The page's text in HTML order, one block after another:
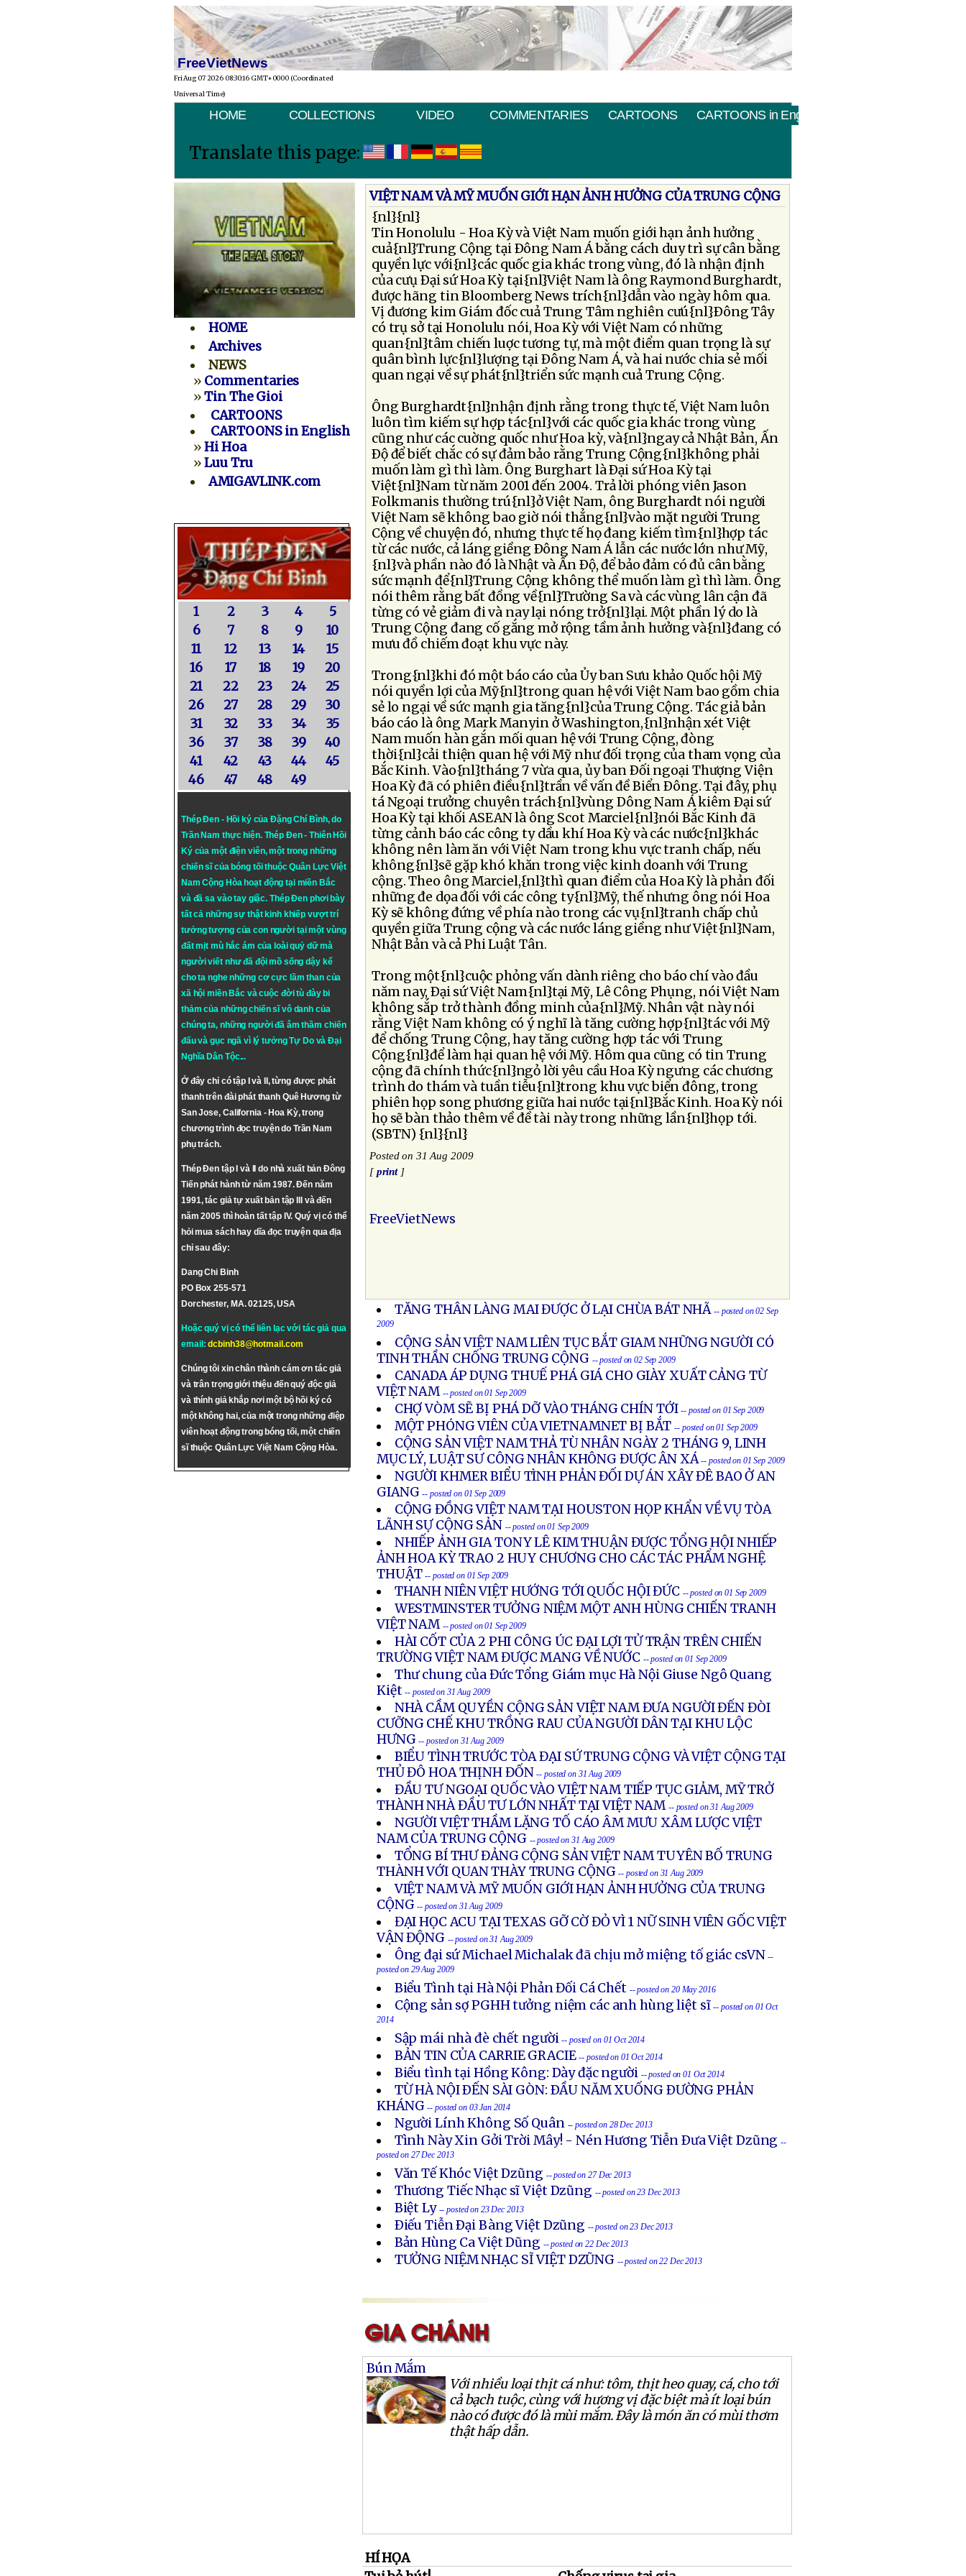
FreeVietNews
Fri Aug 07 2026 08:30:16 GMT+0000 (Coordinated
Universal Time)
HOME COLLECTIONS VIDEO COMMENTARIES CARTOONS CARTOONS in English
Translate this page:
HOME
Archives
NEWS
» Commentaries
»Tin The Gioi
CARTOONS
CARTOONS in English
»Hi Hoa
»Luu Tru
AMIGAVLINK.com
1 2 3 4
5
6
7 8 9
10
11
12 13 14
15
16
17 18 19
20
21
22 23 24
25
26
27 28 29
30
31
32 33 34
35
36
37 38 39
40
41
42 43 44
45
46
47 48 49
Thép Đen - Hồi ký của Đặng Chí Bình, do
Trần Nam thực hiện. Thép Đen- Thiên Hồi
Ký của một điện viên, một trong những
chiến sĩ của bóng tối thuộc Quân Lực Việt
Nam Cộng Hòa hoạt động tại miền Bắc
và đã sa vào tay giặc. Thép Đen phơi bày
tất cả những sự thật kinh khiếp vượt trí
tưởng tượng của con người tại một vùng
đất mịt mù hắc ám của loài quỷ dữ mà
người viết như đã đội mồ sống dậy kể
cho ta nghe những cơ cực lầm than của
xã hội miền Bắc và cuộc đời tù đày bi
thảm của những chiến sĩ vô danh của
chúng ta, những người đã âm thầm chiến
đấu và gục ngã vì lý tưởngTự DovàĐại
Nghĩa Dân Tộc...
Ở đây chỉ có tập I và II, từng được phát
thanh trên đài phát thanh Quê Hương từ
San Jose, California - Hoa Kỳ, trong
chương trình đọc truyện do Trần Nam
phụ trách.
Thép Đen tập I và II do nhà xuất bản Đông
Tiến phát hành từ năm 1987. Đến năm
1991, tác giả tự xuất bản tập III và đến
năm 2005 thì hoàn tất tập IV. Quý vị có thể
hỏi mua sách hay dĩa đọc truyện qua địa
chỉ sau đây:
Dang Chi Binh
PO Box 255-571
Dorchester, MA. 02125, USA
Hoặc quý vị có thể liên lạc với tác giả qua
email:dcbinh38@hotmail.com
Chúng tôi xin chân thành cám ơn tác giả
và trân trọng giới thiệu đến quý độc giả
và thính giả khắp nơi một bộ hồi ký có
một không hai, của một trong những điệp
viên hoạt động trong bóng tối, một chiến
sĩ thuộc Quân Lực Việt Nam Cộng Hòa.
VIỆT NAM VÀ MỸ MUỐN GIỚI HẠN ẢNH HƯỞNG CỦA TRUNG CỘNG
{nl}{nl}
Tin Honolulu - Hoa Kỳ và Việt Nam muốn giới hạn ảnh hưởng
cuả{nl}Trung Cộng tại Ðông Nam Á bằng cách duy trì sự cân bằng
quyền lực với{nl}các quốc gia khác trong vùng, đó là nhận định
của cưụ Ðại sứ Hoa Kỳ tại{nl}Việt Nam là ông Raymond Burghardt,
được hãng tin Bloomberg News trích{nl}dẫn vào ngày hôm qua.
Vị đương kim Giám đốc cuả Trung Tâm nghiên cưú{nl}Ðông Tây
có trụ sở tại Honolulu nói, Hoa Kỳ với Việt Nam có những
quan{nl}tâm chiến luợc tương tự, mà một điểm quan trọng là sự
quân bình lực{nl}lượng tại Ðông Nam Á, và hai nước chia sẻ mối
quan ngại về sự phát{nl}triển sức mạnh cuả Trung Cộng.
Ông Burghardt{nl}nhận định rằng trong thực tế, Việt Nam luôn
luôn tìm kiếm sự hợp tác{nl}với các quốc gia khác trong vùng
cũng như các cuờng quốc như Hoa kỳ, và{nl}ngay cả Nhật Bản, Ấn
Ðộ để biết chắc có sự đảm bảo rằng Trung Cộng{nl}không phải
muốn làm gì thì làm. Ông Burghart là Ðại sứ Hoa Kỳ tại
Việt{nl}Nam từ năm 2001 đến 2004. Trả lời phóng viên Jason
Folkmanis thường trú{nl}ở Việt Nam, ông Burghardt nói người
Việt Nam sẽ không bao giờ nói thẳng{nl}vào mặt người Trung
Cộng về chuyện đó, nhưng thực tế họ đang kiếm tìm{nl}hợp tác
từ các nước, cả láng giềng Ðông Nam Á lẫn các nước lớn như Mỹ,
{nl}và phần nào đó là Nhật và Ấn Ðộ, để bảo đảm có đủ cân bằng
sức mạnh để{nl}Trung Cộng không thể muốn làm gì thì làm. Ông
nói thêm rằng bất đồng về{nl}Trường Sa và các vùng lân cận đã
từng có vẻ giảm đi và nay lại nóng trở{nl}lại. Một phần lý do là
Trung Cộng đang cố gắng mở rộng tầm ảnh hưởng và{nl}đang có
mưu đồ chiếm đoạt khu vực này.
Trong{nl}khi đó một báo cáo của Ủy ban Sưu khảo Quốc hội Mỹ
nói quyền lợi của Mỹ{nl}trong quan hệ với Việt Nam bao gồm chia
sẻ lo ngại về sức mạnh gia tăng{nl}của Trung Cộng. Tác giả bản
báo cáo là ông Mark Manyin ở Washington,{nl}nhận xét Việt
Nam muốn hàn gắn mối quan hệ với Trung Cộng, đòng
thời{nl}cải thiện quan hệ với Mỹ như đối trọng của tham vọng của
Bắc Kinh. Vào{nl}tháng 7 vừa qua, ủy ban Ðối ngoại Thượng Viện
Hoa Kỳ đã có phiên điều{nl}trần về vấn đề Biển Ðông. Tại đây, phụ
tá Ngoại trưởng chuyên trách{nl}vùng Dông Nam Á kiêm Ðại sứ
Hoa Kỳ tại khối ASEAN là ông Scot Marciel{nl}nói Bắc Kinh đã
từng cảnh báo các công ty dầu khí Hoa Kỳ và các nước{nl}khác
không nên làm ăn với Việt Nam trong khu vực tranh chấp, nếu
không{nl}sẽ gặp khó khăn trong việc kinh doanh với Trung
cộng. Theo ông Marciel,{nl}thì quan điểm của Hoa Kỳ là phản đối
những đe dọa đối với các công ty{nl}Mỹ, thế nhưng ông nói Hoa
Kỳ sẽ không đứng về phía nào trong các vụ{nl}tranh chấp chủ
quyền giữa Trung cộng và các nước láng giềng như Việt{nl}Nam,
Nhật Bản và cả Phi Luật Tân.
Trong một{nl}cuộc phỏng vấn dành riêng cho báo chí vào đầu
năm nay, Ðại sứ Việt Nam{nl}tại Mỹ, Lê Công Phụng, nói Việt Nam
không sắp trở thành đồng minh của{nl}Mỹ. Nhân vật này nói
rằng Việt Nam không có ý nghĩ là tăng cường hợp{nl}tác với Mỹ
để chống Trung Cộng, hay tăng cường hợp tác với Trung
Cộng{nl}để làm hại quan hệ với Mỹ. Hôm qua cũng có tin Trung
cộng đã chính thức{nl}ngỏ lời yêu cầu Hoa Kỳ ngưng các chương
trình do thám và tuần tiễu{nl}trong khu vực biển đông, trong
phiên họp song phương giữa hai nước tại{nl}Bắc Kinh. Hoa Kỳ nói
họ sẽ bàn thảo thêm về đề tài này trong những lần{nl}họp tới.
(SBTN) {nl}{nl}
Posted on 31 Aug 2009
[print]
FreeVietNews
TĂNG THÂN LÀNG MAI ĐƯỢC Ở LẠI CHÙA BÁT NHÃ -- posted on 02 Sep
2009
CỘNG SẢN VIỆT NAM LIÊN TỤC BẮT GIAM NHỮNG NGƯỜI CÓ
TINH THẦN CHỐNG TRUNG CỘNG -- posted on 02 Sep 2009
CANADA ÁP DỤNG THUẾ PHÁ GIÁ CHO GIÀY XUẤT CẢNG TỪ
VIỆT NAM -- posted on 01 Sep 2009
CHỢ VÒM SẼ BỊ PHÁ DỠ VÀO THÁNG CHÍN TỚI -- posted on 01 Sep 2009
MỘT PHÓNG VIÊN CỦA VIETNAMNET BỊ BẮT -- posted on 01 Sep 2009
CỘNG SẢN VIỆT NAM THẢ TÙ NHÂN NGÀY 2 THÁNG 9, LINH
MỤC LÝ, LUẬT SƯ CÔNG NHÂN KHÔNG ĐƯỢC ÂN XÁ -- posted on 01 Sep 2009
NGƯỜI KHMER BIỂU TÌNH PHẢN ĐỐI DỰ ÁN XÂY ĐÊ BAO Ở AN
GIANG -- posted on 01 Sep 2009
CỘNG ĐỒNG VIỆT NAM TẠI HOUSTON HỌP KHẨN VỀ VỤ TÒA
LÃNH SỰ CỘNG SẢN -- posted on 01 Sep 2009
NHIẾP ẢNH GIA TONY LÊ KIM THUẬN ĐƯỢC TỔNG HỘI NHIẾP
ẢNH HOA KỲ TRAO 2 HUY CHƯƠNG CHO CÁC TÁC PHẨM NGHỆ
THUẬT -- posted on 01 Sep 2009
THANH NIÊN VIỆT HƯỚNG TỚI QUỐC HỘI ĐỨC -- posted on 01 Sep 2009
WESTMINSTER TƯỞNG NIỆM MỘT ANH HÙNG CHIẾN TRANH
VIỆT NAM -- posted on 01 Sep 2009
HÀI CỐT CỦA 2 PHI CÔNG ÚC ĐẠI LỢI TỬ TRẬN TRÊN CHIẾN
TRƯỜNG VIỆT NAM ĐƯỢC MANG VỀ NƯỚC -- posted on 01 Sep 2009
Thư chung của Đức Tổng Giám mục Hà Nội Giuse Ngô Quang
Kiệt -- posted on 31 Aug 2009
NHÀ CẦM QUYỀN CỘNG SẢN VIỆT NAM ĐƯA NGƯỜI ĐẾN ĐÒI
CƯỠNG CHẾ KHU TRỒNG RAU CỦA NGƯỜI DÂN TẠI KHU LỘC
HƯNG -- posted on 31 Aug 2009
BIỂU TÌNH TRƯỚC TÒA ĐẠI SỨ TRUNG CỘNG VÀ VIỆT CỘNG TẠI
THỦ ĐÔ HOA THỊNH ĐỐN -- posted on 31 Aug 2009
ĐẦU TƯ NGOẠI QUỐC VÀO VIỆT NAM TIẾP TỤC GIẢM, MỸ TRỞ
THÀNH NHÀ ĐẦU TƯ LỚN NHẤT TẠI VIỆT NAM -- posted on 31 Aug 2009
NGƯỜI VIỆT THẦM LẶNG TỐ CÁO ÂM MƯU XÂM LƯỢC VIỆT
NAM CỦA TRUNG CỘNG -- posted on 31 Aug 2009
TỔNG BÍ THƯ ĐẢNG CỘNG SẢN VIỆT NAM TUYÊN BỐ TRUNG
THÀNH VỚI QUAN THÀY TRUNG CỘNG -- posted on 31 Aug 2009
VIỆT NAM VÀ MỸ MUỐN GIỚI HẠN ẢNH HƯỞNG CỦA TRUNG
CỘNG -- posted on 31 Aug 2009
ĐẠI HỌC ACU TẠI TEXAS GỠ CỜ ĐỎ VÌ 1 NỮ SINH VIÊN GỐC VIỆT
VẬN ĐỘNG -- posted on 31 Aug 2009
Ông đại sứ Michael Michalak đã chịu mở miệng tố giác csVN --
posted on 29 Aug 2009
Biểu Tình tại Hà Nội Phản Đối Cá Chết -- posted on 20 May 2016
Cộng sản sợ PGHH tưởng niệm các anh hùng liệt sĩ -- posted on 01 Oct
2014
Sập mái nhà đè chết người -- posted on 01 Oct 2014
BẢN TIN CỦA CARRIE GRACIE-- posted on 01 Oct 2014
Biểu tình tại Hồng Kông: Dày đặc người -- posted on 01 Oct 2014
TỪ HÀ NỘI ÐẾN SÀI GÒN: ÐẦU NĂM XUỐNG ÐƯỜNG PHẢN
KHÁNG-- posted on 03 Jan 2014
Người Lính Không Số Quân -- posted on 28 Dec 2013
Tình Này Xin Gởi Trời Mây! - Nén Hương Tiễn Ðưa Việt Dzũng --
posted on 27 Dec 2013
Văn Tế Khóc Việt Dzũng -- posted on 27 Dec 2013
Thương Tiếc Nhạc sĩ Việt Dzũng -- posted on 23 Dec 2013
Biệt Ly -- posted on 23 Dec 2013
Ðiếu Tiễn Ðại Bàng Việt Dzũng -- posted on 23 Dec 2013
Bản Hùng Ca Việt Dũng -- posted on 22 Dec 2013
TƯỞNG NIỆM NHẠC SĨ VIỆT DZŨNG -- posted on 22 Dec 2013
Bún Mắm
Với nhiều loại thịt cá như: tôm, thịt heo quay, cá, cho tới
cả bạch tuộc, cùng với hương vị đặc biệt mà ít loại bún
nào có được đó là mùi mắm. Đây là món ăn có mùi thơm
thật hấp dẫn.
HÍ HỌA